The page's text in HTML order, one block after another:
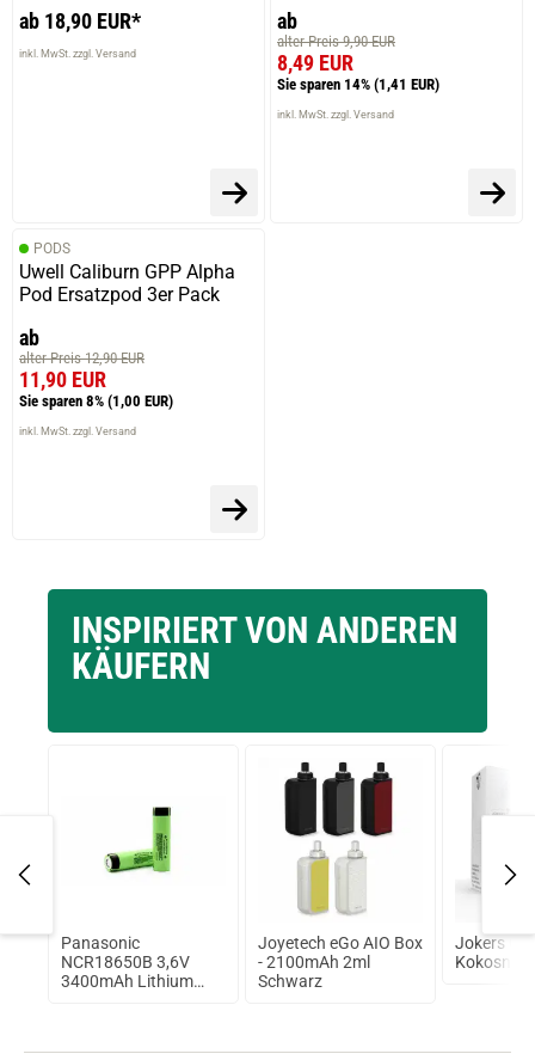
ab 18,90 EUR*
inkl. MwSt. zzgl. Versand
ab
alter Preis 9,90 EUR
8,49 EUR
Sie sparen 14% (1,41 EUR)
inkl. MwSt. zzgl. Versand
PODS
Uwell Caliburn GPP Alpha
Pod Ersatzpod 3er Pack
ab
alter Preis 12,90 EUR
11,90 EUR
Sie sparen 8% (1,00 EUR)
inkl. MwSt. zzgl. Versand
INSPIRIERT VON ANDEREN
KÄUFERN
Panasonic
NCR18650B 3,6V
3400mAh Lithium
Joyetech eGo AIO Box
- 2100mAh 2ml
Schwarz
Jokers